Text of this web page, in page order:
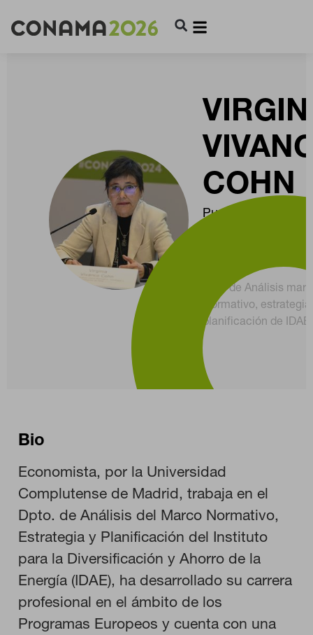
COHN
Punto Nacional de
Dpto de Análisis
Normativo,
planificación de IDAE
Bio
Economista, por la Universidad
Complutense de Madrid, trabaja en el
Dpto. de Análisis del Marco Normativo,
Estrategia y Planificación del Instituto
para la Diversificación y Ahorro de la
Energía (IDAE), ha desarrollado su carrera
profesional en el ámbito de los
Programas Europeos y cuenta con una
CONFIGURACIÓN DE COOKIES
RECHAZAR TODO
HABILITAR TODO